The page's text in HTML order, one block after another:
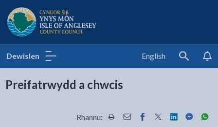
Cyngor Sir Ynys Môn
Dewislen English
Search
Preifatrwydd a chwcis
Rhannu: Rhannwch y dudalen hon wrth
Rhannwch y dudalen hon
Rhannwch y dudalen
Rhannwch y
Rhannwch y